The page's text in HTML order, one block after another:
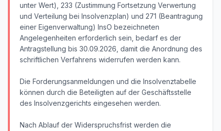
unter Wert), 233 (Zustimmung Fortsetzung Verwertung
und Verteilung bei Insolvenzplan) und 271 (Beantragung
einer Eigenverwaltung) InsO bezeichneten
Angelegenheiten erforderlich sein, bedarf es der
Antragstellung bis 30.09.2026, damit die Anordnung des
schriftlichen Verfahrens widerrufen werden kann.
Die Forderungsanmeldungen und die Insolvenztabelle
können durch die Beteiligten auf der Geschäftsstelle
des Insolvenzgerichts eingesehen werden.
Nach Ablauf der Widerspruchsfrist werden die